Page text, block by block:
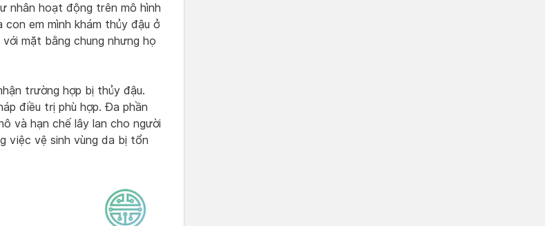
nhân hoạt động trên mô hình
em mình khám thủy đậu ở
mặt bằng chung nhưng họ
trường hợp bị thủy đậu.
điều trị phù hợp. Đa phần
và hạn chế lây lan cho người
việc vệ sinh vùng da bị tổn